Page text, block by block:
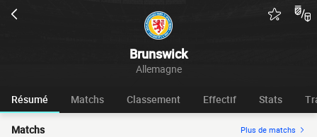
Brunswick
Allemagne
Résumé Matchs Classement Effectif Stats
Matchs Plus de matchs